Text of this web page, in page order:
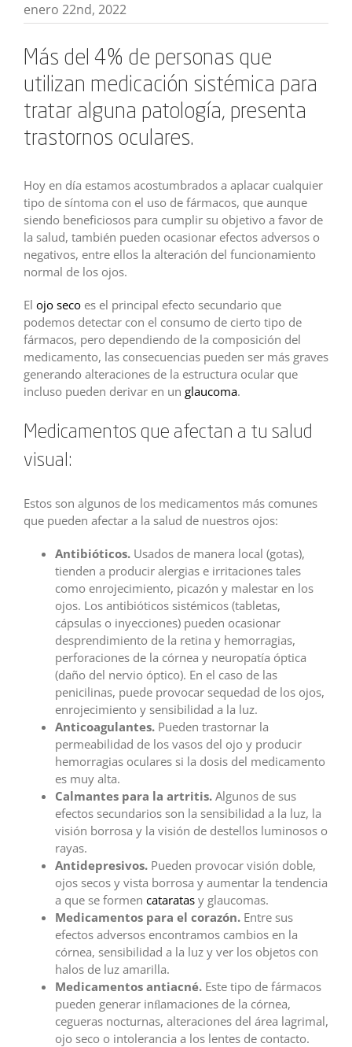
enero 22nd, 2022
Más del 4% de personas que
utilizan medicación sistémica para
tratar alguna patología, presenta
trastornos oculares.
Hoy en día estamos acostumbrados a aplacar cualquier
tipo de síntoma con el uso de fármacos, que aunque
siendo beneficiosos para cumplir su objetivo a favor de
la salud, también pueden ocasionar efectos adversos o
negativos, entre ellos la alteración del funcionamiento
normal de los ojos.
El ojo seco es el principal efecto secundario que
podemos detectar con el consumo de cierto tipo de
fármacos, pero dependiendo de la composición del
medicamento, las consecuencias pueden ser más graves
generando alteraciones de la estructura ocular que
incluso pueden derivar en un glaucoma.
Medicamentos que afectan a tu salud
visual:
Estos son algunos de los medicamentos más comunes
que pueden afectar a la salud de nuestros ojos:
Antibióticos. Usados de manera local (gotas),
tienden a producir alergias e irritaciones tales
como enrojecimiento, picazón y malestar en los
ojos. Los antibióticos sistémicos (tabletas,
cápsulas o inyecciones) pueden ocasionar
desprendimiento de la retina y hemorragias,
perforaciones de la córnea y neuropatía óptica
(daño del nervio óptico). En el caso de las
penicilinas, puede provocar sequedad de los ojos,
enrojecimiento y sensibilidad a la luz.
Anticoagulantes. Pueden trastornar la
permeabilidad de los vasos del ojo y producir
hemorragias oculares si la dosis del medicamento
es muy alta.
Calmantes para la artritis. Algunos de sus
efectos secundarios son la sensibilidad a la luz, la
visión borrosa y la visión de destellos luminosos o
rayas.
Antidepresivos. Pueden provocar visión doble,
ojos secos y vista borrosa y aumentar la tendencia
a que se formen cataratas y glaucomas.
Medicamentos para el corazón. Entre sus
efectos adversos encontramos cambios en la
córnea, sensibilidad a la luz y ver los objetos con
halos de luz amarilla.
Medicamentos antiacné. Este tipo de fármacos
pueden generar inﬂamaciones de la córnea,
cegueras nocturnas, alteraciones del área lagrimal,
ojo seco o intolerancia a los lentes de contacto.